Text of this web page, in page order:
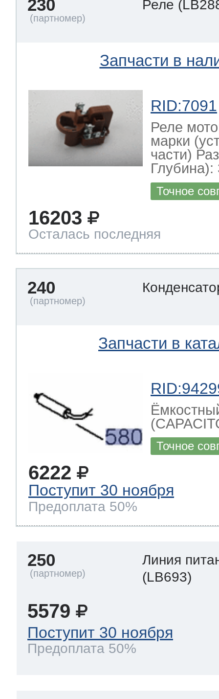
230 Реле
Запчасти в
RID:7091
Реле
марки
части)
Глубина):
Точное
16203
Осталась последняя
240
Запчасти в
Точное
6222
Поступит 30 ноября
Предоплата 50%
250
Линия
(LB693)
5579
Поступит 30 ноября
Предоплата 50%